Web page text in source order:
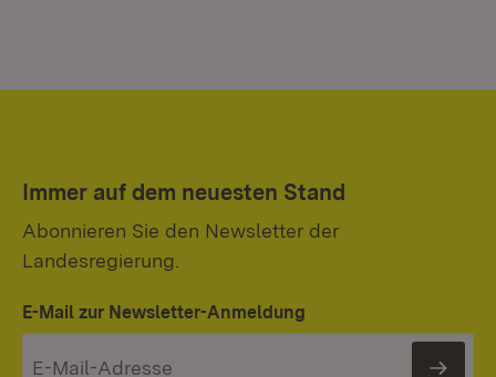
Immer auf dem neuesten Stand
Abonnieren Sie den Newsletter der
Landesregierung.
E-Mail zur Newsletter-Anmeldung